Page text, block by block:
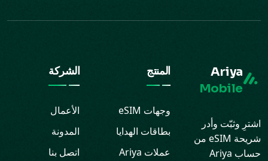
Ariya
Mobile
اشترِ وثبّت وأدر
شريحة eSIM من
حساب Ariya
المنتج
وجهات eSIM
بطاقات الهدايا
عملات Ariya
الشركة
الأعمال
المدونة
اتصل بنا